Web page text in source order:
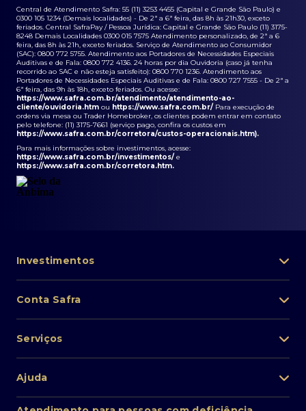
Central de Atendimento Safra: 55 (11) 3253 4455 (Capital e Grande São Paulo) e
0300 105 1234 (Demais localidades) - De 2ª a 6ª feira, das 8h às 21h30, exceto
feriados. Central SafraPay / Pessoa Jurídica: Capital e Grande São Paulo (11) 3175-
8248 Demais Localidades 0300 015 7575 Atendimento personalizado, de 2ª a 6
feira, das 8h às 21h, exceto feriados. Serviço de Atendimento ao Consumidor
(SAC): 0800 772 5755. Atendimento aos Portadores de Necessidades Especiais
Auditivas e de Fala: 0800 772 4136. 24 horas por dia Ouvidoria (caso já tenha
recorrido ao SAC e não esteja satisfeito): 0800 770 1236. Atendimento aos
Portadores de Necessidades Especiais Auditivas e de Fala: 0800 727 7555 - De 2ª a
6ª feira, das 9h às 18h, exceto feriados. Ou acesse:
https://www.safra.com.br/atendimento/atendimento-ao-
cliente/ouvidoria.htm ou https://www.safra.com.br/ Para execução de
ordens via mesa ou Trader Homebroker, os clientes podem entrar em contato
pelo telefone: (11) 3175-7661 (serviço pago, confira os custos em
https://www.safra.com.br/corretora/custos-operacionais.htm).
Para mais informações sobre investimentos, acesse:
https://www.safra.com.br/investimentos/ e
https://www.safra.com.br/corretora.htm.
Investimentos
Lista de fundos de investimento
Private Banking
Renda fixa
Conta Safra
Pessoa Física
Cartões
Empréstimos e financiamentos
Serviços
Perda/roubo de celular
Ajuda
Atendimento ao cliente